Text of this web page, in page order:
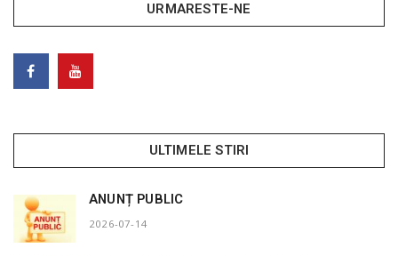
URMARESTE-NE
ULTIMELE STIRI
ANUNȚ PUBLIC
2026-07-14